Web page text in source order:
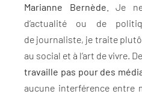
Marianne Bernède.
Je
d’actualité ou de
de journaliste, je traite
au social et à l’art de vivre.
travaille pas pour des
aucune interférence entre